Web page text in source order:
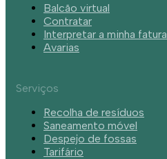
Balcão virtual
Contratar
Interpretar a minha fatura
Avarias
Serviços
Recolha de resíduos
Saneamento móvel
Despejo de fossas
Tarifário